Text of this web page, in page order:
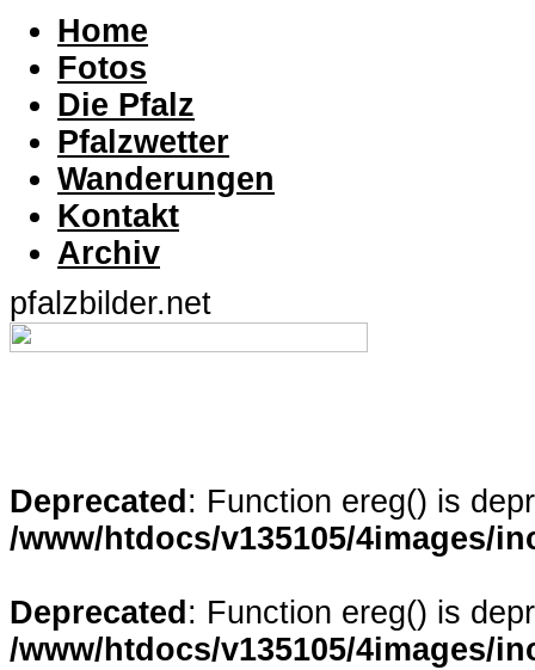
Home
Fotos
Die Pfalz
Pfalzwetter
Wanderungen
Kontakt
Archiv
pfalzbilder.net
Deprecated : Function ereg() is
/www/htdocs/v135105/4images/
Deprecated : Function ereg() is
/www/htdocs/v135105/4images/